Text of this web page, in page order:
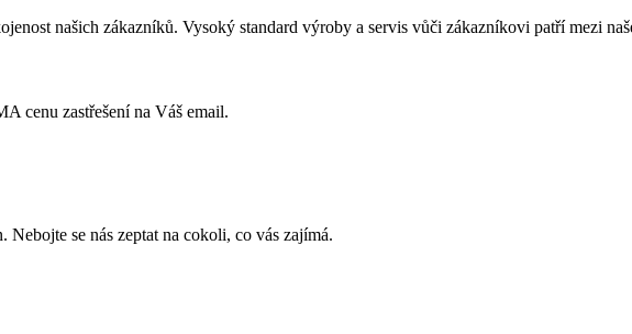
našich zákazníků. Vysoký standard výroby a servis vůči zákazníkovi patří mezi
cenu zastřešení na Váš email.
Nebojte se nás zeptat na cokoli, co vás zajímá.